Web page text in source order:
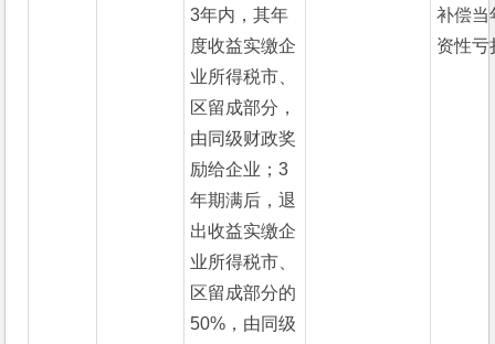
3年内，其年
度收益实缴企
业所得税市、
区留成部分，
由同级财政奖
励给企业；3
年期满后，退
出收益实缴企
业所得税市、
区留成部分的
50%，由同级
补偿当
资性亏